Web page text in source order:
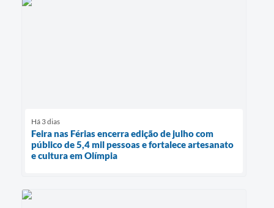
Há 3 dias
Feira nas Férias encerra edição de julho com
público de 5,4 mil pessoas e fortalece artesanato
e cultura em Olímpia